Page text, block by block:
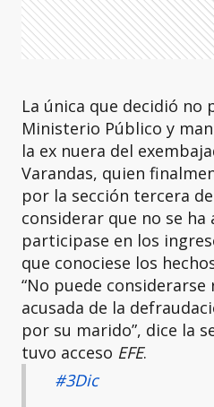
La única que decidió no
Ministerio Público y
la ex nuera del
Varandas, quien
por la sección tercera
considerar que no se ha
participase en los
que conociese los
“No puede considerarse
acusada de la
por su marido”, dice la
tuvo acceso EFE.
#3Dic